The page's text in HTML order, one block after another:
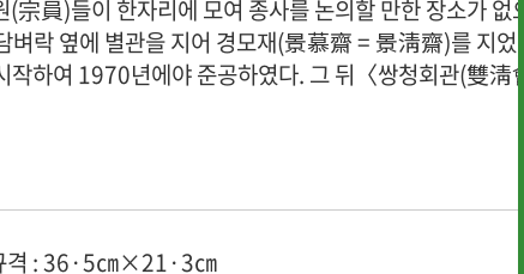
宗員)들이 한자리에 모여 종사를 논의할 만한 장소가 없
락 옆에 별관을 지어 경모재(景慕齋 = 景淸齋)를 지었
하여 1970년에야 준공하였다. 그 뒤〈쌍청회관(雙淸
격 : 36·5㎝×21·3㎝